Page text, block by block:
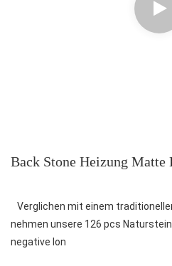
Back Stone Heizung
Verglichen mit einem
nehmen unsere 126 pcs
negative Ion